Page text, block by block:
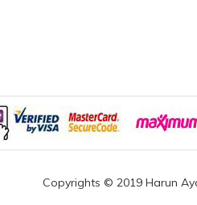
Copyrights © 2019 Harun